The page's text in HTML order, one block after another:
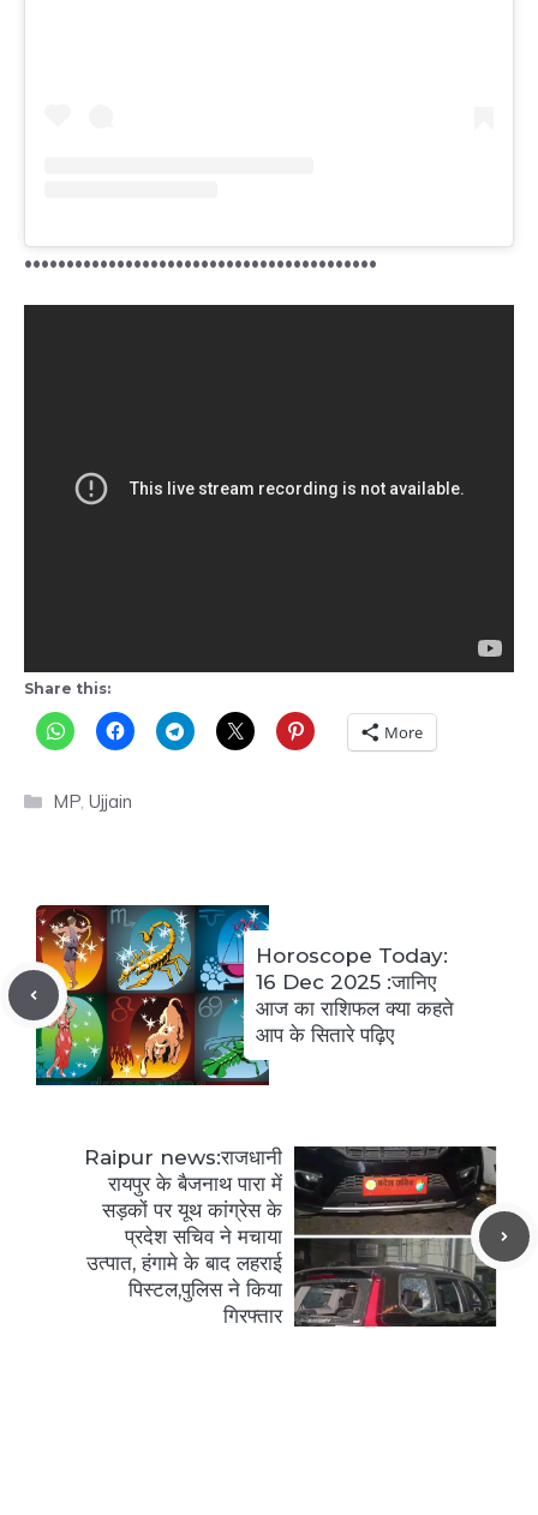
••••••••••••••••••••••••••••••••••••••••••
Share this:
More
Categories
MP, Ujjain
Horoscope Today:
16 Dec 2025 :जानिए
आज का राशिफल क्या कहते
आप के सितारे पढ़िए
Raipur news:राजधानी
रायपुर के बैजनाथ पारा में
सड़कों पर यूथ कांग्रेस के
प्रदेश सचिव ने मचाया
उत्पात, हंगामे के बाद लहराई
पिस्टल,पुलिस ने किया
गिरफ्तार